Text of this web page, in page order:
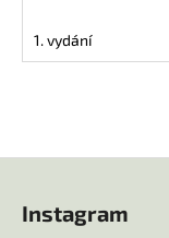
1. vydání
Instagram